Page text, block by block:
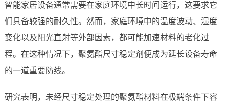
智能家居设备通常需要在家庭环境中长时间运行，这要求它
们具备较强的耐久性。然而，家庭环境中的温度波动、湿度
变化以及阳光直射等外部因素，都可能加速材料的老化过
程。在这种情况下，聚氨酯尺寸稳定剂便成为延长设备寿命
的一道重要防线。
研究表明，未经尺寸稳定处理的聚氨酯材料在极端条件下容